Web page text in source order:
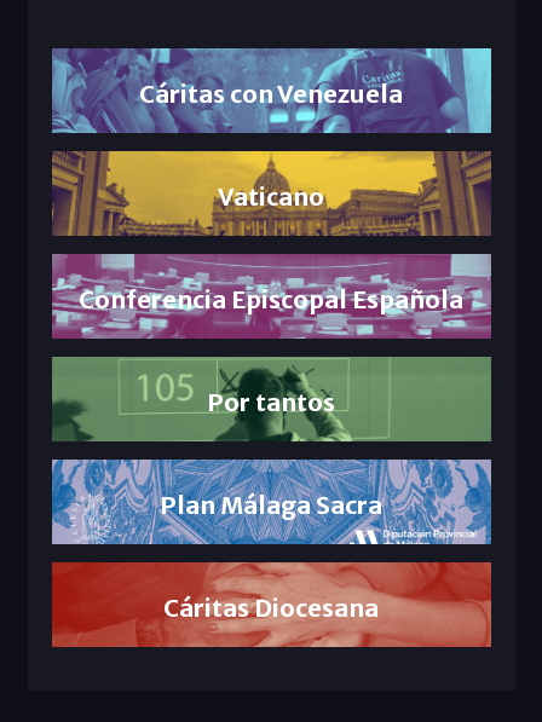
Cáritas con Venezuela
Vaticano
Conferencia Episcopal Española
Por tantos
Plan Málaga Sacra
Cáritas Diocesana